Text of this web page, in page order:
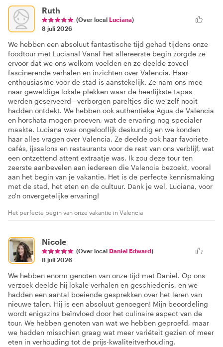
Ruth
(Over local Luciana)
8 juli 2026
We hebben een absoluut fantastische tijd gehad tijdens onze
foodtour met Luciana! Vanaf het allereerste begin zorgde ze
ervoor dat we ons welkom voelden en ze deelde zoveel
fascinerende verhalen en inzichten over Valencia. Haar
enthousiasme voor de stad is aanstekelijk. Ze nam ons mee
naar geweldige lokale plekken waar de heerlijkste tapas
werden geserveerd—verborgen pareltjes die we zelf nooit
hadden ontdekt. We hebben ook authentieke Agua de Valencia
en horchata mogen proeven, wat de ervaring nog specialer
maakte. Luciana was ongelooflijk deskundig en we konden
haar alles vragen over Valencia. Ze deelde ook haar favoriete
cafés, ijssalons en restaurants voor de rest van ons verblijf, wat
een ontzettend attent extraatje was. Ik zou deze tour ten
zeerste aanbevelen aan iedereen die Valencia bezoekt, vooral
aan het begin van je vakantie. Het is de perfecte kennismaking
met de stad, het eten en de cultuur. Dank je wel, Luciana, voor
zo'n onvergetelijke ervaring!
Het perfecte begin van onze vakantie in Valencia
Nicole
(Over local Daniel Edward)
8 juli 2026
We hebben enorm genoten van onze tijd met Daniel. Op ons
verzoek deelde hij lokale verhalen en geschiedenis, en we
hadden een aantal boeiende gesprekken over het leren van
nieuwe talen. Hij is een absoluut genoegen! Mijn beoordeling
wordt enigszins beïnvloed door het culinaire aspect van de
tour. We hebben genoten van wat we hebben geproefd, maar
we hadden misschien graag wat meer variëteit gezien of meer
eten in verhouding tot de prijs-kwaliteitverhouding.